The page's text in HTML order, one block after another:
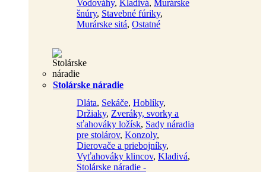
Vodováhy, Kladivá, Murárske
šnúry, Stavebné fúriky,
Murárske sitá, Ostatné
Stolárske náradie
Dláta, Sekáče, Hoblíky,
Držiaky, Zveráky, svorky a
sťahováky ložísk, Sady náradia
pre stolárov, Konzoly,
Dierovače a priebojníky,
Vyťahováky klincov, Kladivá,
Stolárske náradie -